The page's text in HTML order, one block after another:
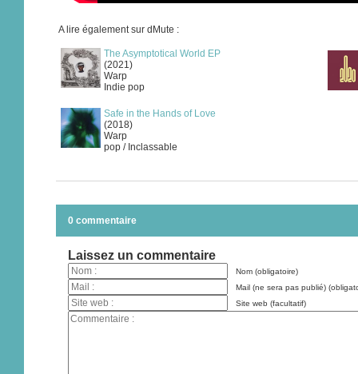
A lire également sur dMute :
The Asymptotical World EP
(2021)
Warp
Indie pop
Safe in the Hands of Love
(2018)
Warp
pop / Inclassable
0 commentaire
Laissez un commentaire
Nom (obligatoire)
Mail (ne sera pas publié)
Site web (facultatif)